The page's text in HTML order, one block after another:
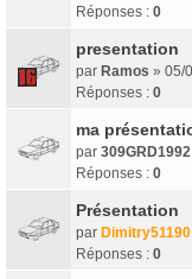
Réponses : 0
presentation
par Ramos » 05/
Réponses : 0
ma
par 309GRD1992
Réponses : 0
Présentation
par Dimitry51190
Réponses : 0